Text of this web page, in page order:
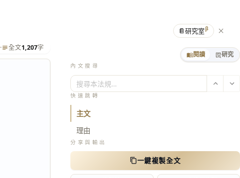
· 全文1,207字
閱讀 研究
內文搜尋
搜尋本法規…
快速跳轉
主文
理由
分享與輸出
一鍵複製全文
📔研究室β